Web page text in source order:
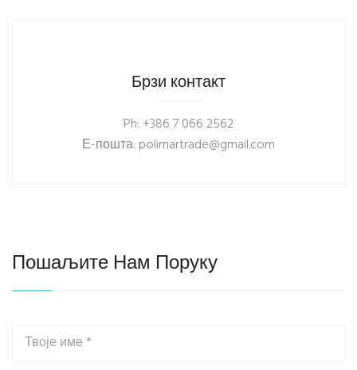
Брзи контакт
Ph: +386 7 066 2562
Е-пошта: polimartrade@gmail.com
Пошаљите Нам Поруку